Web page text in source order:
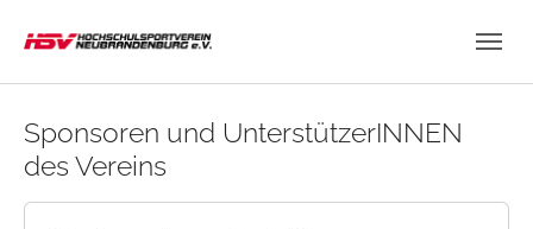
Sponsoren und UnterstützerINNEN
des Vereins